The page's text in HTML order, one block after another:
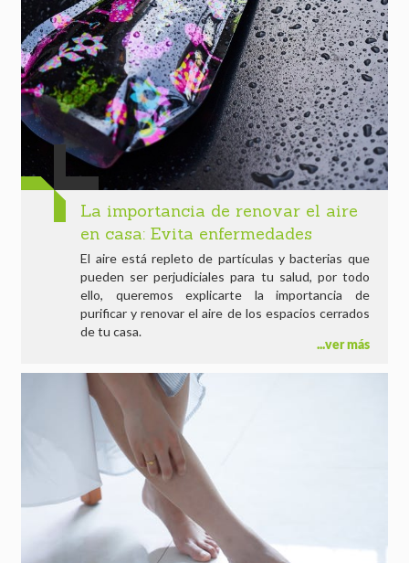
La importancia de renovar el aire
en casa: Evita enfermedades
El aire está repleto de partículas y bacterias que
pueden ser perjudiciales para tu salud, por todo
ello, queremos explicarte la importancia de
purificar y renovar el aire de los espacios cerrados
de tu casa.
ver más